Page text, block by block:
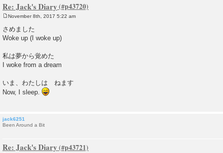
Re: Jack's Diary
o
s
t
November 8th, 2017 5:22 am
さめました
Woke up (I woke up)
私は夢から覚めた
I woke from a dream
いま、わたしは ねます
Now, I sleep.
jack6251
Been Around a Bit
Re: Jack's Diary